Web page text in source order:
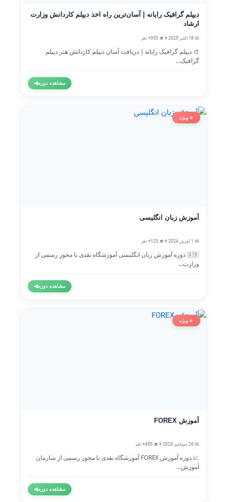
دیپلم گرافیک رایانه | آسان‌ترین راه اخذ دیپلم کاردانش وزارت
ارشاد
📅 18 اکتبر 2025
👨‍🎓 353+ نفر
🎨 دیپلم گرافیک رایانه | دریافت آسان دیپلم کاردانش هنر دیپلم
گرافیک...
مشاهده دوره◀
⭐ ویژه
آموزش زبان انگلیسی
📅 1 آوریل 2024
👨‍🎓 123+ نفر
🇬🇧 دوره آموزش زبان انگلیسی آموزشگاه نقدی با مجوز رسمی از
وزارت...
مشاهده دوره◀
⭐ ویژه
آموزش FOREX
📅 26 سپتامبر 2023
👨‍🎓 455+ نفر
📈 دوره آموزش FOREX آموزشگاه نقدی با مجوز رسمی از سازمان
آموزش...
مشاهده دوره◀